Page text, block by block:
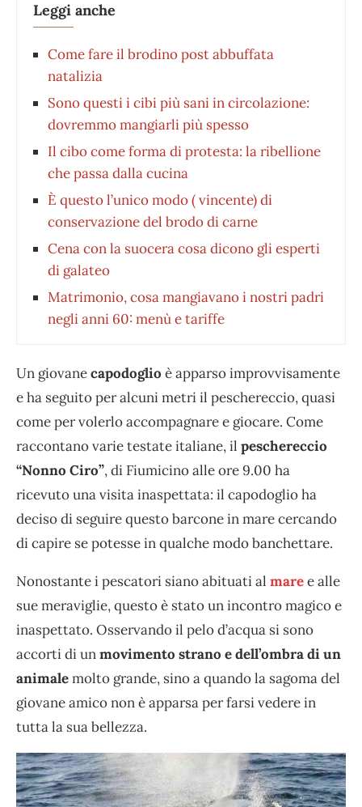
Leggi anche
⁠Come fare il brodino post abbuffata
natalizia
Sono questi i cibi più sani in circolazione:
dovremmo mangiarli più spesso
Il cibo come forma di protesta: la ribellione
che passa dalla cucina
È questo l’unico modo ( vincente) di
conservazione del brodo di carne
Cena con la suocera cosa dicono gli esperti
di galateo
Matrimonio, cosa mangiavano i nostri padri
negli anni 60: menù e tariffe
Un giovanecapodoglio è apparso improvvisamente
e ha seguito per alcuni metri il peschereccio, quasi
come per volerlo accompagnare e giocare. Come
raccontano varie testate italiane, il peschereccio
“Nonno Ciro”, di Fiumicino alle ore 9.00 ha
ricevuto una visita inaspettata: il capodoglio ha
deciso di seguire questo barcone in mare cercando
di capire se potesse in qualche modo banchettare.
Nonostante i pescatori siano abituati al maree alle
sue meraviglie, questo è stato un incontro magico e
inaspettato. Osservando il pelo d’acqua si sono
accorti di unmovimento strano e dell’ombra di un
animalemolto grande, sino a quando la sagoma del
giovane amico non è apparsa per farsi vedere in
tutta la sua bellezza.